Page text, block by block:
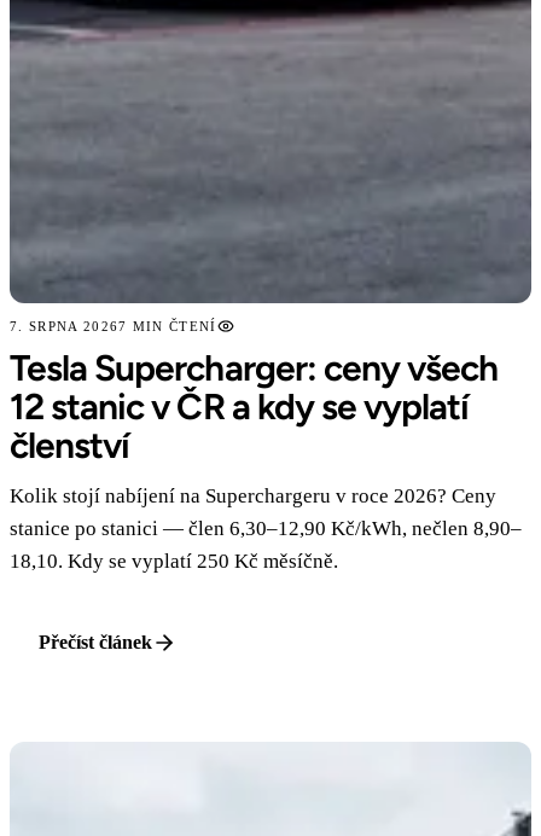
7. SRPNA 20267 MIN ČTENÍ
Tesla Supercharger: ceny všech
12 stanic v ČR a kdy se vyplatí
členství
Kolik stojí nabíjení na Superchargeru v roce 2026? Ceny
stanice po stanici — člen 6,30–12,90 Kč/kWh, nečlen 8,90–
18,10. Kdy se vyplatí 250 Kč měsíčně.
Přečíst článek